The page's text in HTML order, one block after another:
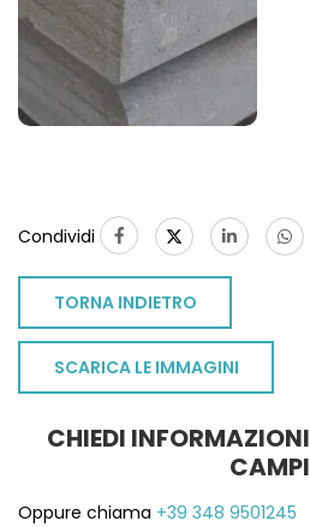
Condividi
TORNA INDIETRO
SCARICA LE IMMAGINI
CHIEDI
CAMPI
Oppure chiama +39 348 9501245